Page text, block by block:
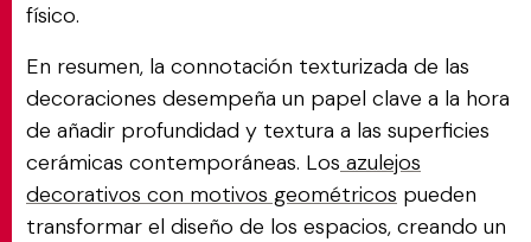
físico.
En resumen, la connotación texturizada de las
decoraciones desempeña un papel clave a la hora
de añadir profundidad y textura a las superficies
cerámicas contemporáneas. Los azulejos
decorativos con motivos geométricos pueden
transformar el diseño de los espacios, creando un